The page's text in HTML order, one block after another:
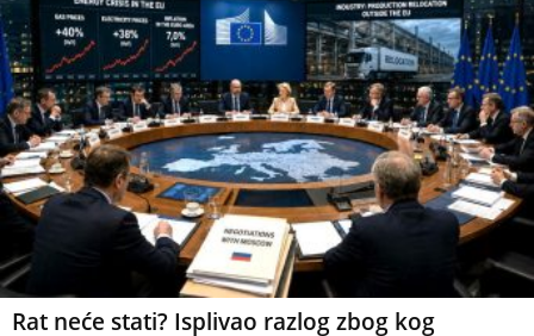
Rat neće stati? Isplivao razlog zbog kog